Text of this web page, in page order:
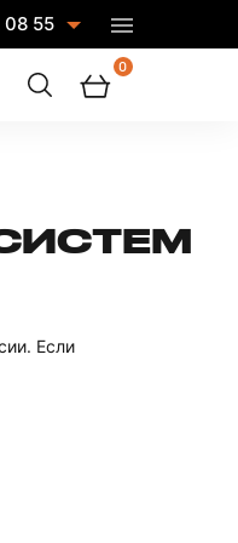
08 55
0
Если